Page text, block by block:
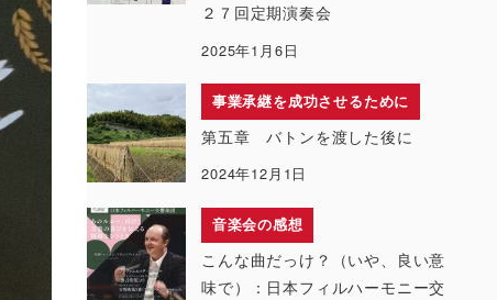
２７回定期演奏会
2025年1月6日
事業承継を成功させるために
第五章 バトンを渡した後に
2024年12月1日
音楽会の感想
こんな曲だっけ？（いや、良い意
味で）：日本フィルハーモニー交